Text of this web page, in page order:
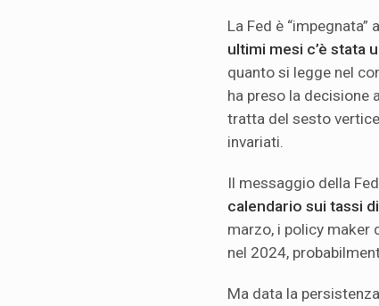
La Fed è
ultimi mesi c’è stata
quanto si legge nel
ha preso la decisione
tratta del sesto
invariati.
Il messaggio della
calendario sui tassi
marzo, i policy maker
nel 2024,
Ma data la